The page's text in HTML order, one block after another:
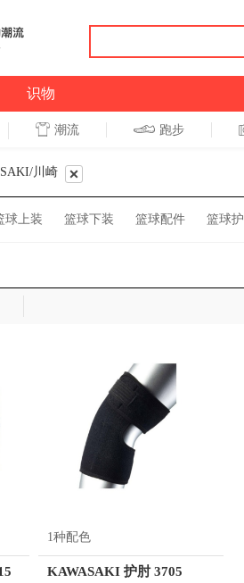
识物
潮流 跑步
川崎
球上装 篮球下装 篮球配件 篮球
1种配色
KAWASAKI 护肘 3705